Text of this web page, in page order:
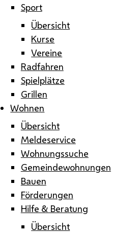
Sport
Übersicht
Kurse
Vereine
Radfahren
Spielplätze
Grillen
Wohnen
Übersicht
Meldeservice
Wohnungssuche
Gemeindewohnungen
Bauen
Förderungen
Hilfe & Beratung
Übersicht